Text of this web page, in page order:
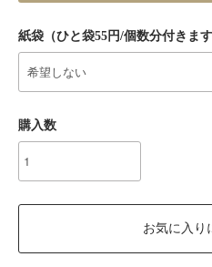
紙袋（ひと袋55円/個数分付きます
購入数
お気に入り